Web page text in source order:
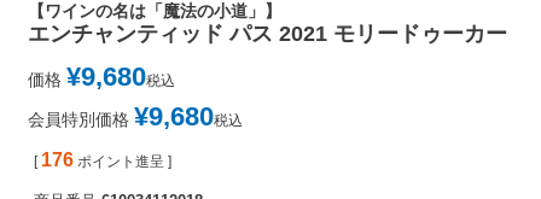
【ワインの名は「魔法の小道」】
エンチャンティッド パス 2021 モリードゥーカー
価格 ¥9,680税込
会員特別価格 ¥9,680税込
[ 176 ポイント進呈 ]